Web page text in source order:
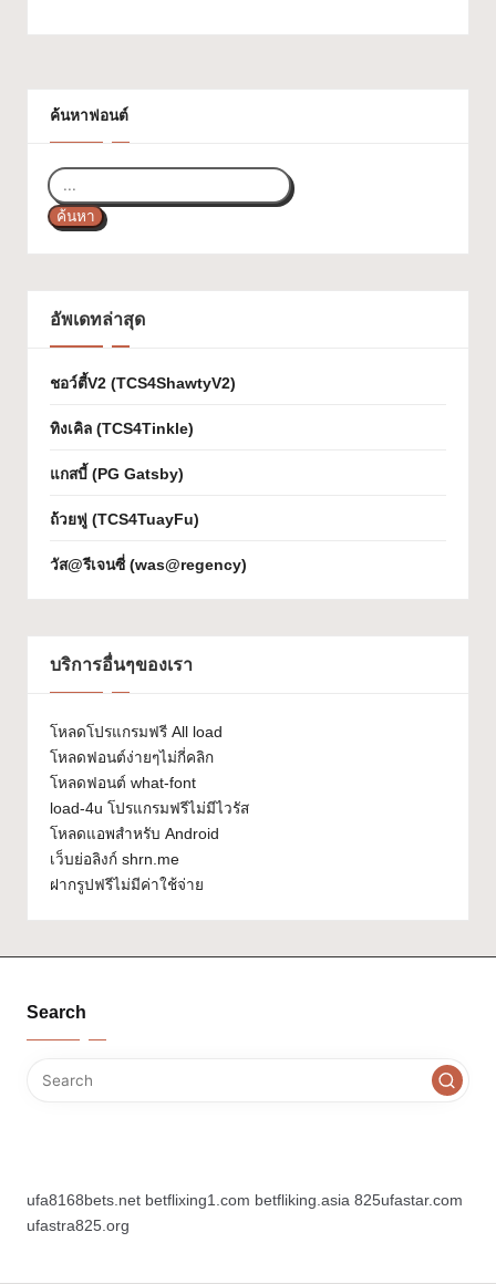
ด้
ทุ
ก
โ
ป
ร
เจ
ก
W
h
at
-
F
o
n
ค้นหาฟอนต์
ค้นหา
อัพเดทล่าสุด
ชอว์ตี้V2 (TCS4ShawtyV2)
ทิงเคิล (TCS4Tinkle)
แกสบี้ (PG Gatsby)
ถ้วยฟู (TCS4TuayFu)
วัส@รีเจนซี่ (was@regency)
บริการอื่นๆของเรา
โหลดโปรแกรมฟรี All load
โหลดฟอนต์ง่ายๆไม่กี่คลิก
โหลดฟอนต์ what-font
load-4u โปรแกรมฟรีไม่มีไวรัส
โหลดแอพสำหรับ Android
เว็บย่อลิงก์ shrn.me
ฝากรูปฟรีไม่มีค่าใช้จ่าย
Search
ufa8168bets.net betflixing1.com betfliking.asia 825ufastar.com
ufastra825.org